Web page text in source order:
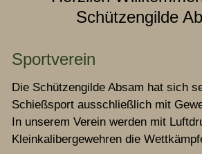
Schützengilde
Sportverein
Die Schützengilde Absam hat sich
Schießsport ausschließlich mit
In unserem Verein werden mit
Kleinkalibergewehren die